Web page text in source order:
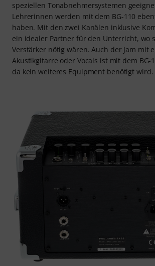
speziellen Tonabnehmersystemen
Lehrerinnen werden mit dem BG-110
haben. Mit den zwei Kanälen inklusive
ein idealer Partner für den Unterricht, wo
Verstärker nötig wären. Auch der Jam mit
Akustikgitarre oder Vocals ist mit dem BG-
da kein weiteres Equipment benötigt wird.